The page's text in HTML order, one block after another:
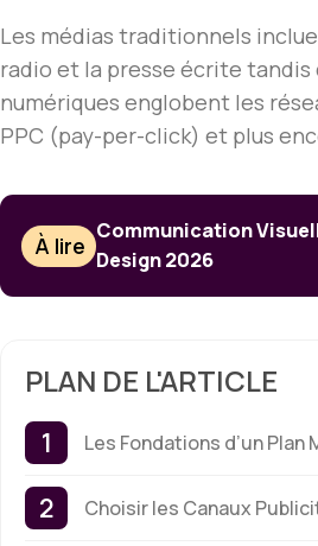
Les médias traditionnels
radio et la presse écrite tandis
numériques englobent les
PPC (pay-per-click) et plus
À lire
Communication
Design 2026
PLAN DE L'ARTICLE
Les Fondations d’un Plan
Choisir les Canaux